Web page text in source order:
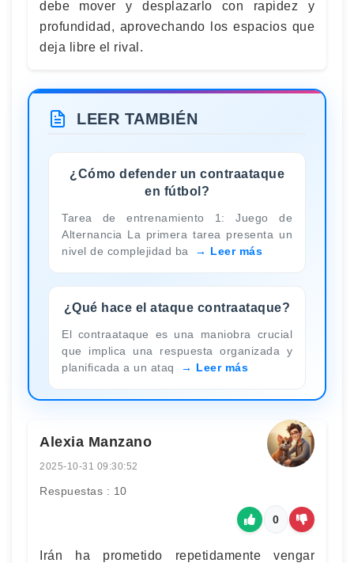
debe mover y desplazarlo con rapidez y
profundidad, aprovechando los espacios que
deja libre el rival.
LEER TAMBIÉN
¿Cómo defender un contraataque
en fútbol?
Tarea de entrenamiento 1: Juego de
Alternancia La primera tarea presenta un
nivel de complejidad ba
Leer más
¿Qué hace el ataque contraataque?
El contraataque es una maniobra crucial
que implica una respuesta organizada y
planificada a un ataq
Leer más
Alexia Manzano
2025-10-31 09:30:52
Respuestas : 10
0
Irán ha prometido repetidamente vengar